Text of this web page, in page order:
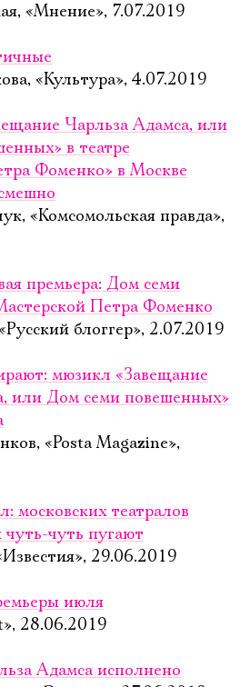
«Мнение», 7.07.2019
«Культура», 4.07.2019
Чарльза Адамса, или
в театре
Фоменко» в Москве
«Комсомольская правда»,
премьера: Дом семи
Петра Фоменко
блоггер», 2.07.2019
мюзикл «Завещание
или Дом семи повешенных»
«Posta Magazine»,
московских театралов
чуть-чуть пугают
29.06.2019
июля
28.06.2019
Адамса исполнено